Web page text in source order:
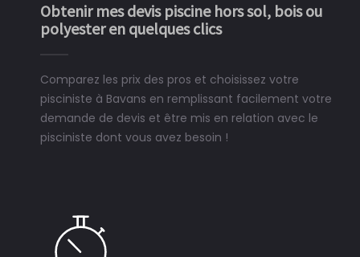
Obtenir mes devis piscine hors sol, bois ou
polyester en quelques clics
Comparez les prix des pros et choisissez votre
pisciniste à Bavans en remplissant facilement votre
demande de devis et être mis en relation avec le
pisciniste dont vous avez besoin !